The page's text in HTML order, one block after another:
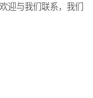
迎与我们联系，我们